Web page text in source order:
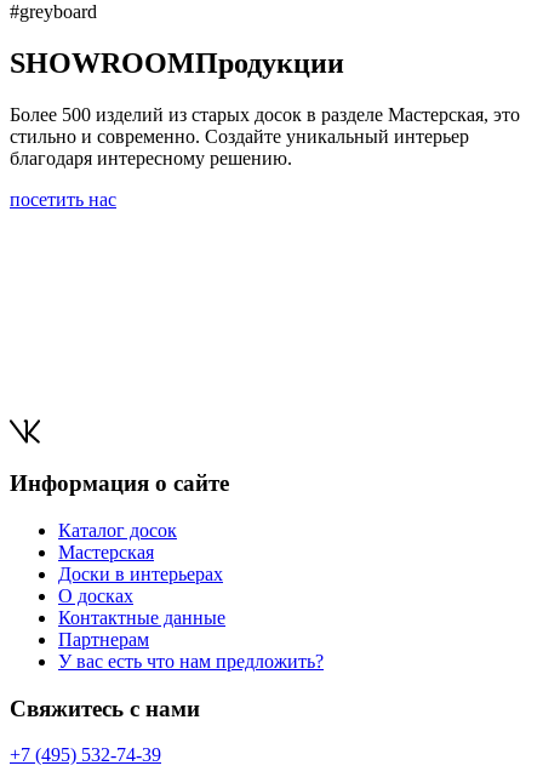
#greyboard
SHOWROOMПродукции
Более 500 изделий из старых досок в разделе Мастерская, это
стильно и современно. Создайте уникальный интерьер
благодаря интересному решению.
посетить нас
Информация о сайте
Каталог досок
Мастерская
Доски в интерьерах
О досках
Контактные данные
Партнерам
У вас есть что нам предложить?
Свяжитесь с нами
+7 (495) 532-74-39